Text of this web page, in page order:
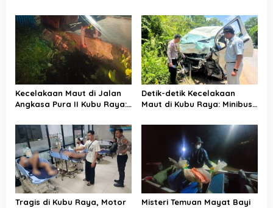
Kecelakaan Beruntun
Agni Berjibaku Jinakkan Api
Kecelakaan Maut di Jalan
Angkasa Pura II Kubu Raya:
ke Parit
Detik-detik Kecelakaan
Maut di Kubu Raya: Minibus
Tabrak Truk
Tragis di Kubu Raya, Motor Misteri Temuan Mayat Bayi